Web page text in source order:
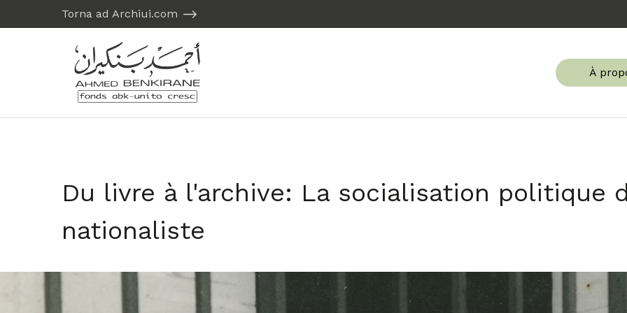
Torna ad Archiui.com
À
Du livre à l'archive: La socialisation politique
nationaliste